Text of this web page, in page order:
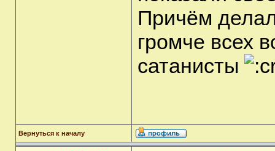
Причём
громче всех
сатанисты
Вернуться к началу